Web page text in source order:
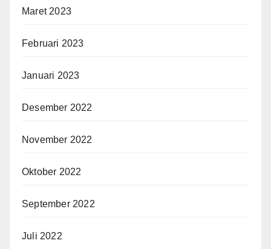
Maret 2023
Februari 2023
Januari 2023
Desember 2022
November 2022
Oktober 2022
September 2022
Juli 2022